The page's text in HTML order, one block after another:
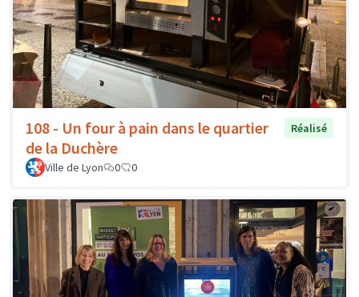
108 - Un four à pain dans le quartier
de la Duchère
Réalisé
Ville de Lyon 0 0